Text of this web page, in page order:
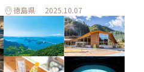
徳島県 2025.10.07